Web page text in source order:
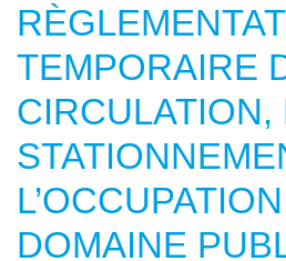
TEMPORAIRE
CIRCULATION,
DOMAINE